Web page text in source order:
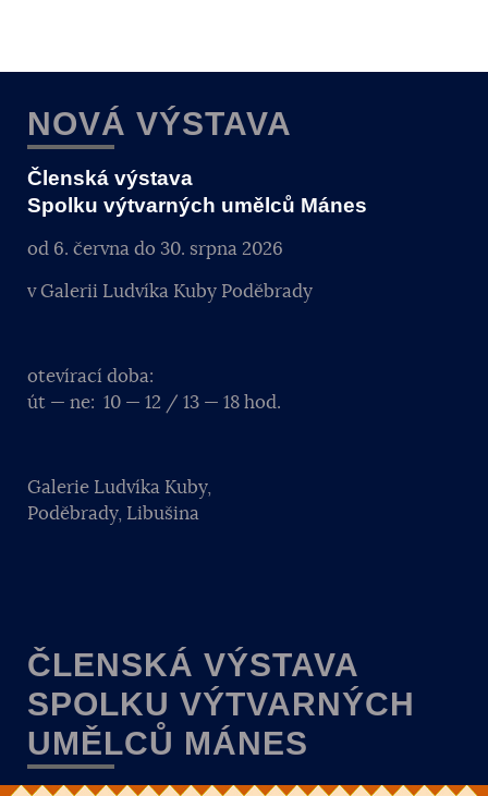
NOVÁ VÝSTAVA
Členská výstava
Spolku výtvarných umělců Mánes
od 6. června do 30. srpna 2026
v Galerii Ludvíka Kuby Poděbrady
otevírací doba:
út — ne: 10 — 12 / 13 — 18 hod.
Galerie Ludvíka Kuby,
Poděbrady, Libušina
ČLENSKÁ VÝSTAVA
SPOLKU VÝTVARNÝCH
UMĚLCŮ MÁNES